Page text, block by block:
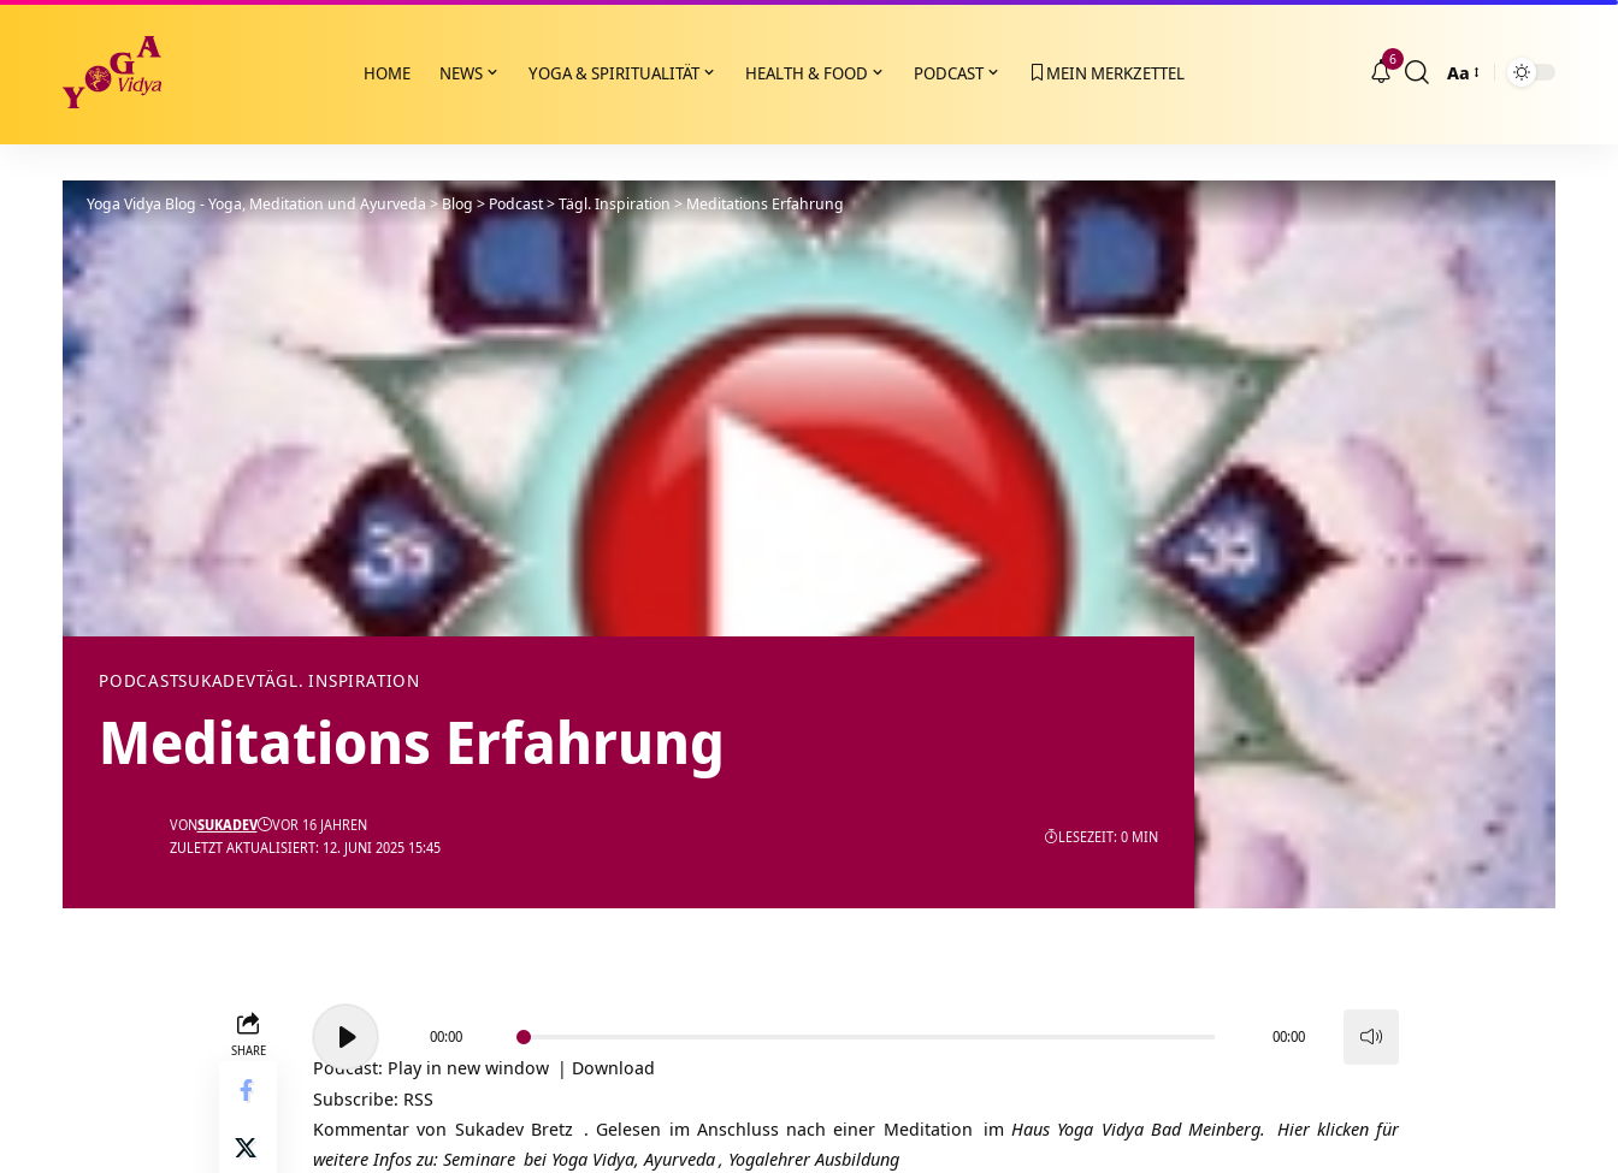
HOME NEWS YOGA & SPIRITUALITÄT HEALTH & FOOD PODCAST MEIN MERKZETTEL
6
Größenänderung
Aa
Yoga Vidya Blog - Yoga, Meditation und Ayurveda>Blog > Podcast>Tägl. Inspiration>Meditations Erfahrung
PODCASTSUKADEVTÄGL. INSPIRATION
Meditations Erfahrung
ZULETZT AKTUALISIERT: 12. JUNI 2025 15:45
VONSUKADEV VOR 16 JAHREN
LESEZEIT: 0 MIN
SHARE
Audio-
Player
00:00 00:00
Podcast: Play in new window | Download
Subscribe: RSS
Kommentar von Sukadev Bretz . Gelesen im Anschluss nach einer Meditation imHaus Yoga Vidya Bad Meinberg. Hier klicken für
weitere Infos zu: Seminare bei Yoga Vidya,Ayurveda, Yogalehrer Ausbildung